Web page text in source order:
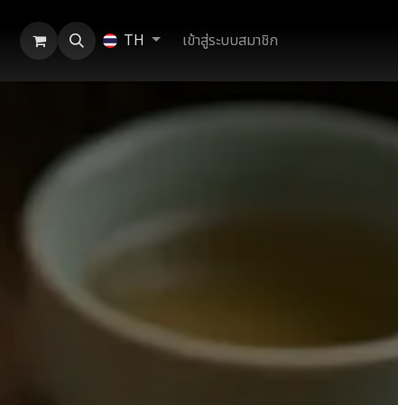
TH เข้าสู่ระบบสมาชิก